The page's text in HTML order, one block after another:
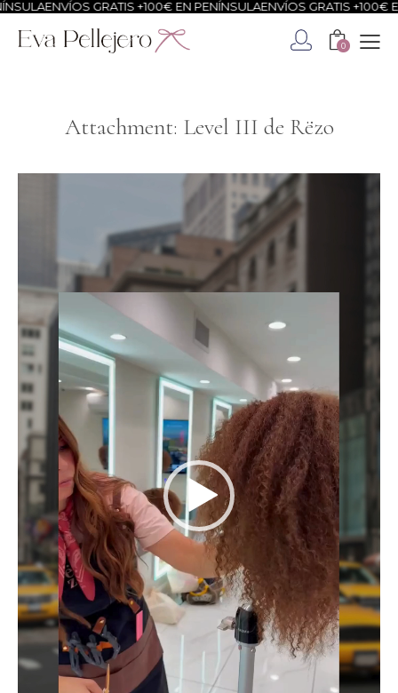
ENVÍOS GRATIS +100€ EN PENÍNSULAENVÍOS GRATIS +100€ EN
0
Attachment: Level III de Rëzo